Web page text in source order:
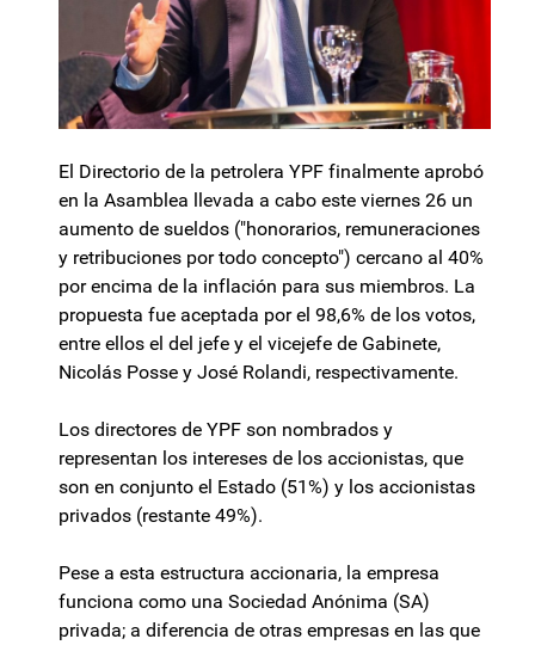
El Directorio de la petrolera YPF finalmente aprobó
en la Asamblea llevada a cabo este viernes 26 un
aumento de sueldos ("honorarios, remuneraciones
y retribuciones por todo concepto") cercano al 40%
por encima de la inflación para sus miembros. La
propuesta fue aceptada por el 98,6% de los votos,
entre ellos el del jefe y el vicejefe de Gabinete,
Nicolás Posse y José Rolandi, respectivamente.
Los directores de YPF son nombrados y
representan los intereses de los accionistas, que
son en conjunto el Estado (51%) y los accionistas
privados (restante 49%).
Pese a esta estructura accionaria, la empresa
funciona como una Sociedad Anónima (SA)
privada; a diferencia de otras empresas en las que